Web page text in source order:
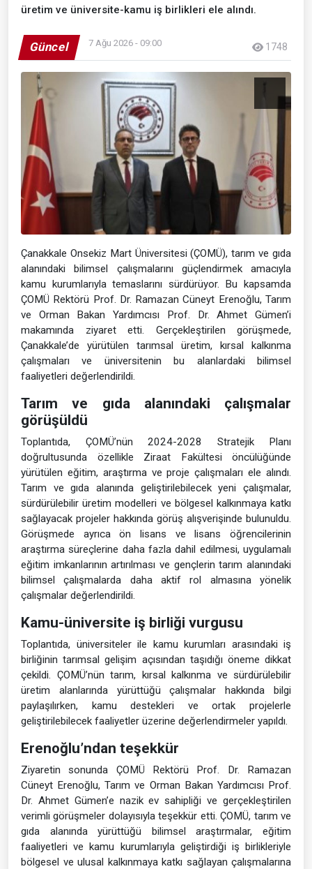
üretim ve üniversite-kamu iş birlikleri ele alındı.
Güncel 7 Ağu 2026 - 09:00 1748
Çanakkale Onsekiz Mart Üniversitesi (ÇOMÜ), tarım ve gıda
alanındaki bilimsel çalışmalarını güçlendirmek amacıyla
kamu kurumlarıyla temaslarını sürdürüyor. Bu kapsamda
ÇOMÜ Rektörü Prof. Dr. Ramazan Cüneyt Erenoğlu, Tarım
ve Orman Bakan Yardımcısı Prof. Dr. Ahmet Gümen’i
makamında ziyaret etti. Gerçekleştirilen görüşmede,
Çanakkale’de yürütülen tarımsal üretim, kırsal kalkınma
çalışmaları ve üniversitenin bu alanlardaki bilimsel
faaliyetleri değerlendirildi.
Tarım ve gıda alanındaki çalışmalar
görüşüldü
Toplantıda, ÇOMÜ’nün 2024-2028 Stratejik Planı
doğrultusunda özellikle Ziraat Fakültesi öncülüğünde
yürütülen eğitim, araştırma ve proje çalışmaları ele alındı.
Tarım ve gıda alanında geliştirilebilecek yeni çalışmalar,
sürdürülebilir üretim modelleri ve bölgesel kalkınmaya katkı
sağlayacak projeler hakkında görüş alışverişinde bulunuldu.
Görüşmede ayrıca ön lisans ve lisans öğrencilerinin
araştırma süreçlerine daha fazla dahil edilmesi, uygulamalı
eğitim imkanlarının artırılması ve gençlerin tarım alanındaki
bilimsel çalışmalarda daha aktif rol almasına yönelik
çalışmalar değerlendirildi.
Kamu-üniversite iş birliği vurgusu
Toplantıda, üniversiteler ile kamu kurumları arasındaki iş
birliğinin tarımsal gelişim açısından taşıdığı öneme dikkat
çekildi. ÇOMÜ’nün tarım, kırsal kalkınma ve sürdürülebilir
üretim alanlarında yürüttüğü çalışmalar hakkında bilgi
paylaşılırken, kamu destekleri ve ortak projelerle
geliştirilebilecek faaliyetler üzerine değerlendirmeler yapıldı.
Erenoğlu’ndan teşekkür
Ziyaretin sonunda ÇOMÜ Rektörü Prof. Dr. Ramazan
Cüneyt Erenoğlu, Tarım ve Orman Bakan Yardımcısı Prof.
Dr. Ahmet Gümen’e nazik ev sahipliği ve gerçekleştirilen
verimli görüşmeler dolayısıyla teşekkür etti. ÇOMÜ, tarım ve
gıda alanında yürüttüğü bilimsel araştırmalar, eğitim
faaliyetleri ve kamu kurumlarıyla geliştirdiği iş birlikleriyle
bölgesel ve ulusal kalkınmaya katkı sağlayan çalışmalarına